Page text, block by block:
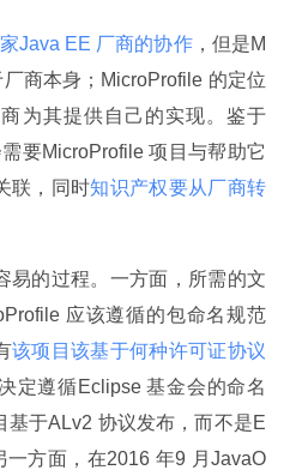
Java EE 厂商的协作，但是M
商本身；MicroProfile 的定位
为其提供自己的实现。鉴于
要MicroProfile 项目与帮助它
联，同时知识产权要从厂商转
易的过程。一方面，所需的文
应该遵循的包命名规范
该项目该基于何种许可证协议
定遵循Eclipse 基金会的命名
基于ALv2 协议发布，而不是E
方面，在2016 年9 月JavaO